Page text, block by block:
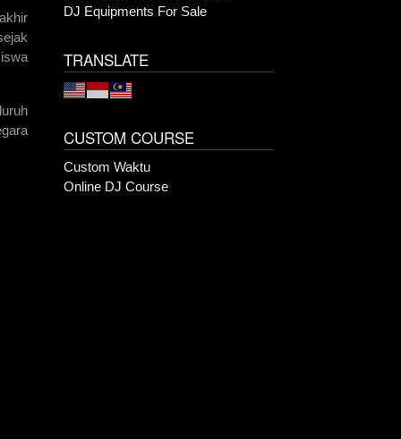
DJ Equipments For Sale
TRANSLATE
CUSTOM COURSE
Custom Waktu
Online DJ Course